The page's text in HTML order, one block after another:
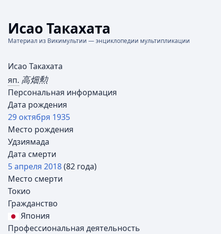
Исао Такахата
Материал из Викимультии — энциклопедии мультипликации
Исао Такахата
яп. 高畑勲
Персональная информация
Дата рождения
29 октября 1935
Место рождения
Удзиямада
Дата смерти
5 апреля 2018(82 года)
Место смерти
Токио
Гражданство
Япония
Профессиональная деятельность